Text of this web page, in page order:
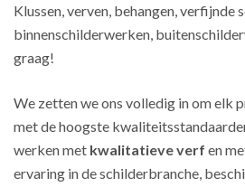
Klussen, verven, behangen, verfijnde
binnenschilderwerken,
graag!
We zetten we ons volledig in om elk
met de hoogste
werken met kwalitatieve verf en
ervaring in de schilderbranche,